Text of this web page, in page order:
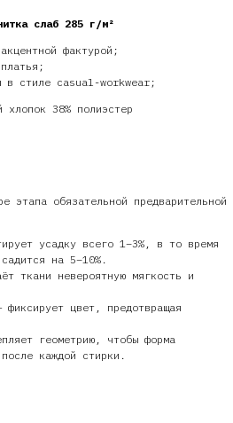
слаб 285 г/м²
фактурой;
в стиле casual-workwear;
хлопок 38% полиэстер
этапа обязательной предварительной
усадку всего 1–3%, в то время
на 5–10%.
ткани невероятную мягкость и
фиксирует цвет, предотвращая
геометрию, чтобы форма
каждой стирки.